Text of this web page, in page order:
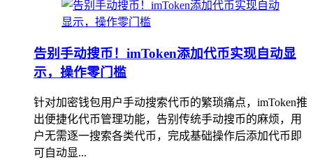
告别手动搜币！imToken添加代币实现自动显
示，操作零门槛
针对加密钱包用户手动搜索代币的繁琐痛点，imToken推
出便捷化代币管理功能，告别传统手动搜币的麻烦，用
户无需逐一搜索各类代币，完成基础操作后添加代币即
可自动显...